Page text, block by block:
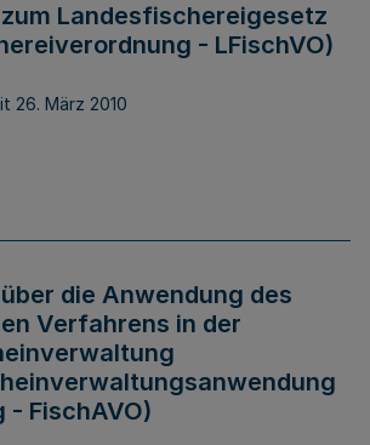
Landesfischereigesetz
- LFischVO)
26. März 2010
die Anwendung des
Verfahrens in der
- FischAVO)